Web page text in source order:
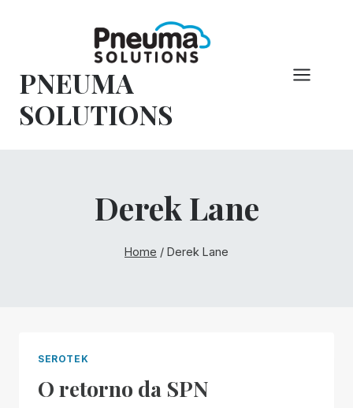
conteúdo
PNEUMA
SOLUTIONS
Derek Lane
Home / Derek Lane
SEROTEK
O retorno da SPN